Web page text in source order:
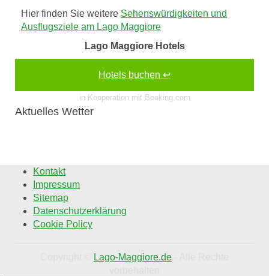
Hier finden Sie weitere Sehenswürdigkeiten und
Ausflugsziele am Lago Maggiore
Lago Maggiore Hotels
Hotels buchen ↩
in Kooperation mit Booking.com
Aktuelles Wetter
Kontakt
Impressum
Sitemap
Datenschutzerklärung
Cookie Policy
Lago-Maggiore.de